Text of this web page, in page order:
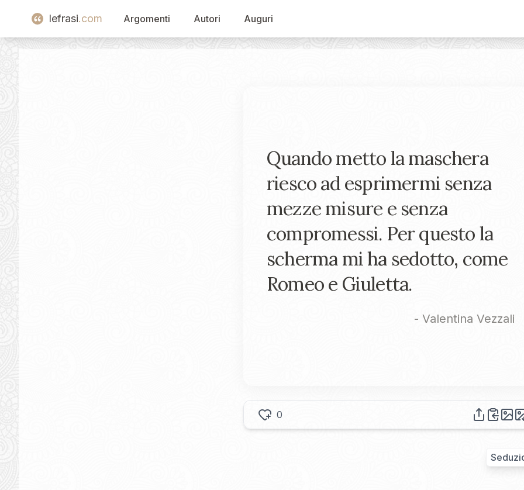
lefrasi.com Argomenti Autori Auguri
Quando metto la maschera
riesco ad esprimermi senza
mezze misure e senza
compromessi. Per questo la
scherma mi ha sedotto, come
Romeo e Giuletta.
- Valentina Vezzali
0